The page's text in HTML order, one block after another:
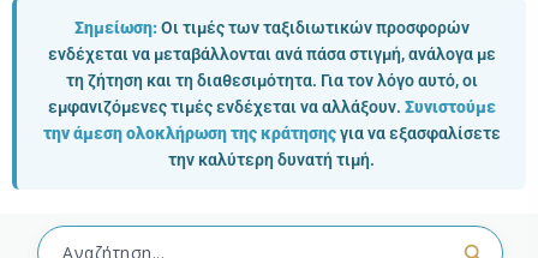
Σημείωση:Οι τιμές των ταξιδιωτικών προσφορών
ενδέχεται να μεταβάλλονται ανά πάσα στιγμή, ανάλογα με
τη ζήτηση και τη διαθεσιμότητα. Για τον λόγο αυτό, οι
εμφανιζόμενες τιμές ενδέχεται να αλλάξουν. Συνιστούμε
την άμεση ολοκλήρωση της κράτησηςγια να εξασφαλίσετε
την καλύτερη δυνατή τιμή.